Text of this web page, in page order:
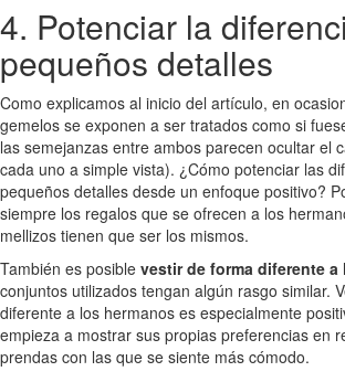
4. Potenciar la
pequeños detalles
Como explicamos al inicio del artículo, en
gemelos se exponen a ser tratados como si
las semejanzas entre ambos parecen ocultar el
cada uno a simple vista). ¿Cómo potenciar las
pequeños detalles desde un enfoque positivo?
siempre los regalos que se ofrecen a los
mellizos tienen que ser los mismos.
También es posible vestir de forma diferente
conjuntos utilizados tengan algún rasgo similar.
diferente a los hermanos es especialmente
empieza a mostrar sus propias preferencias en
prendas con las que se siente más cómodo.